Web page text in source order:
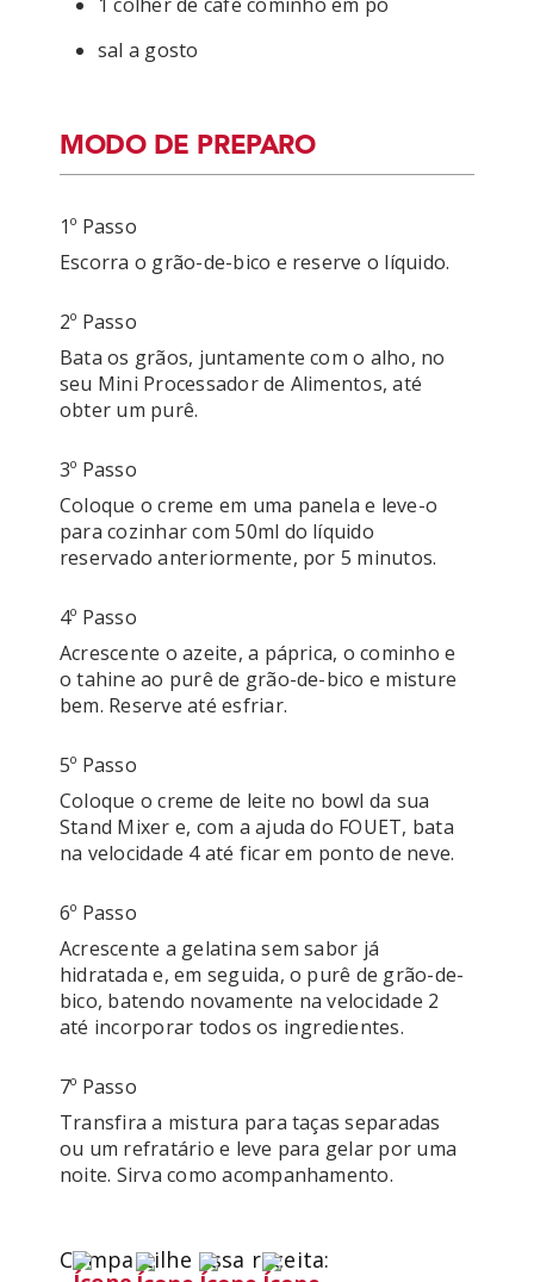
sal a gosto
MODO DE PREPARO
1º Passo
Escorra o grão-de-bico e reserve o líquido.
2º Passo
Bata os grãos, juntamente com o alho, no
seu Mini Processador de Alimentos, até
obter um purê.
3º Passo
Coloque o creme em uma panela e leve-o
para cozinhar com 50ml do líquido
reservado anteriormente, por 5 minutos.
4º Passo
Acrescente o azeite, a páprica, o cominho e
o tahine ao purê de grão-de-bico e misture
bem. Reserve até esfriar.
5º Passo
Coloque o creme de leite no bowl da sua
Stand Mixer e, com a ajuda do FOUET, bata
na velocidade 4 até ficar em ponto de neve.
6º Passo
Acrescente a gelatina sem sabor já
hidratada e, em seguida, o purê de grão-de-
bico, batendo novamente na velocidade 2
até incorporar todos os ingredientes.
7º Passo
Transfira a mistura para taças separadas
ou um refratário e leve para gelar por uma
noite. Sirva como acompanhamento.
Compartilhe essa receita: